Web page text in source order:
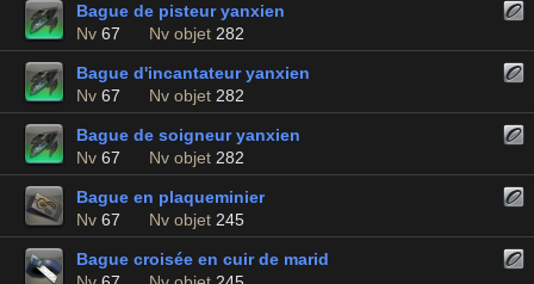
Bague de pisteur yanxien
Nv 67 Nv objet 282
Bague d'incantateur yanxien
Nv 67 Nv objet 282
Bague de soigneur yanxien
Nv 67 Nv objet 282
Bague en plaqueminier
Nv 67 Nv objet 245
Bague croisée en cuir de marid